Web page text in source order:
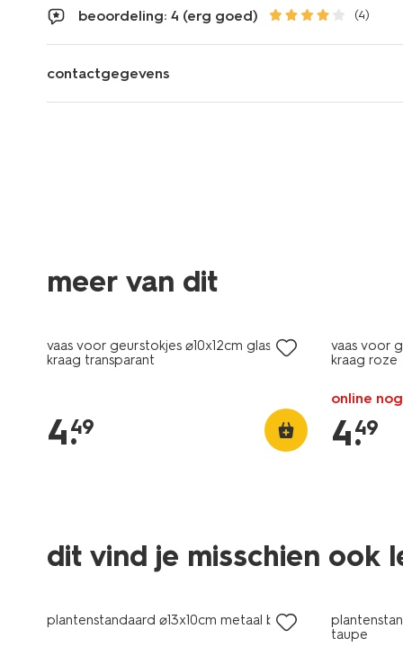
beoordeling: 4 (erg goed) (4)
contactgegevens
meer van dit
vaas voor geurstokjes ⌀10x12cm glas met
kraag transparant
4.
49
vaas voor
kraag roze
online
4.
49
dit vind je misschien ook
plantenstandaard ⌀13x10cm metaal bruin
taupe